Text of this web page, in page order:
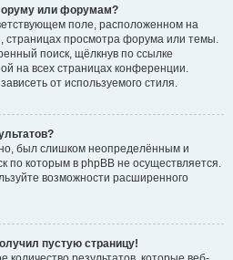
или форумам?
поле, расположенном на
страницах просмотра форума или темы.
поиск, щёлкнув по ссылке
на всех страницах конференции.
от используемого стиля.
был слишком неопределённым и
по которым в phpBB не осуществляется.
возможности расширенного
пустую страницу!